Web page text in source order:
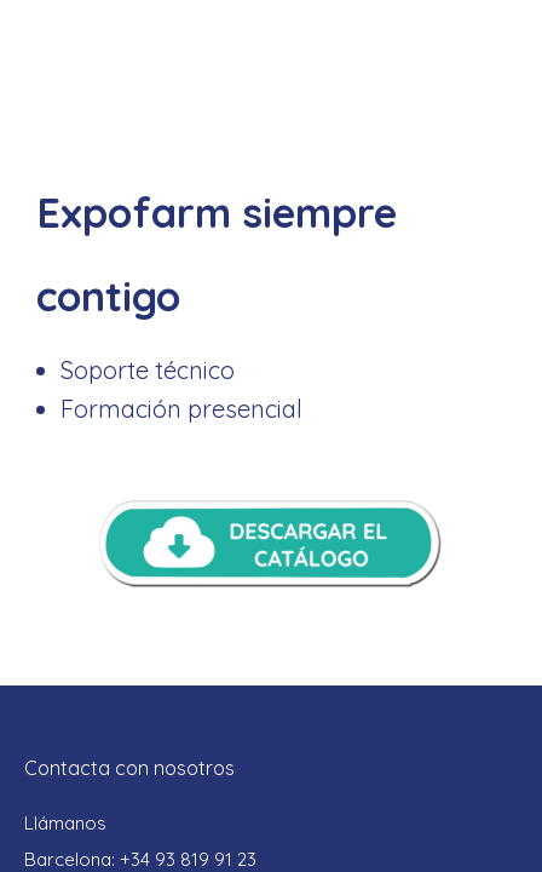
Expofarm siempre
contigo
Soporte técnico
Formación presencial
Contacta con nosotros
Llámanos
Barcelona: +34 93 819 91 23